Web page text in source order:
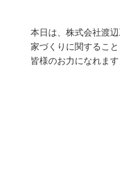
本日は、株式会社渡
家づくりに関するこ
皆様のお力になれま